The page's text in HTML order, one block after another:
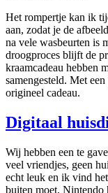
Het rompertje kan ik
aan, zodat je de
na vele wasbeurten is
droogproces blijft de
kraamcadeau hebben
samengesteld. Met
origineel cadeau.
Digitaal
Wij hebben een te
veel vriendjes, geen
echt leuk en ik vind
buiten moet. Nintendo